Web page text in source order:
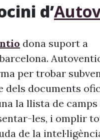
d’
dona suport a
per trobar
dels documents
la llista de
les, i omplir
de la